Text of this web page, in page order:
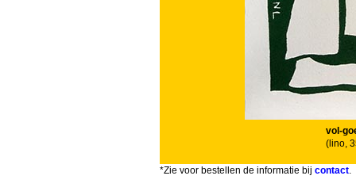
vol-
(lino,
*Zie voor bestellen de informatie bij contact.